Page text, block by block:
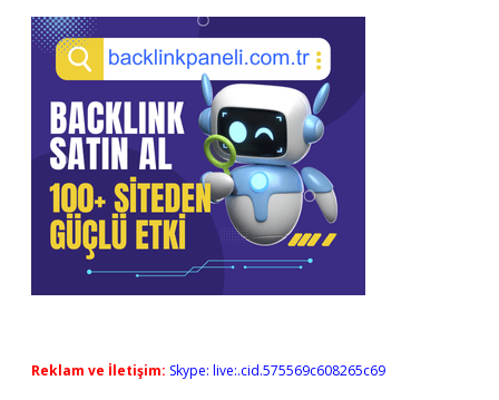
Reklam ve İletişim: Skype: live:.cid.575569c608265c69